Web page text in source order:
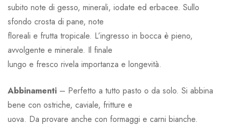
subito note di gesso, minerali, iodate ed erbacee. Sullo
sfondo crosta di pane, note
floreali e frutta tropicale. L’ingresso in bocca è pieno,
avvolgente e minerale. Il finale
lungo e fresco rivela importanza e longevità.
Abbinamenti – Perfetto a tutto pasto o da solo. Si abbina
bene con ostriche, caviale, fritture e
uova. Da provare anche con formaggi e carni bianche.